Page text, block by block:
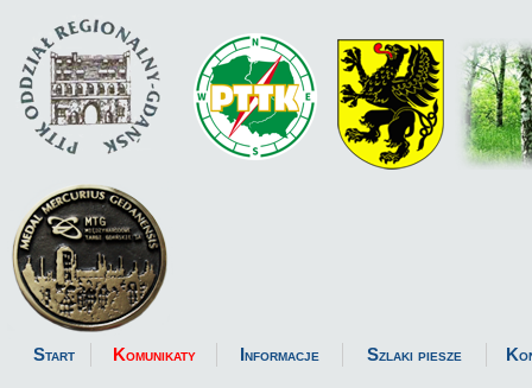
Start Komunikaty Informacje Szlaki piesze